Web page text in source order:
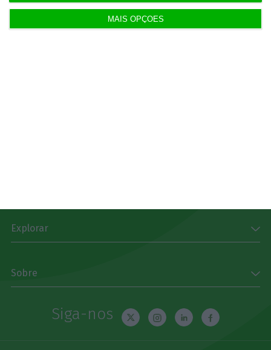
MAIS OPÇÕES
Receba gratuitamente informação económica de
Explorar
Sobre
Siga-nos